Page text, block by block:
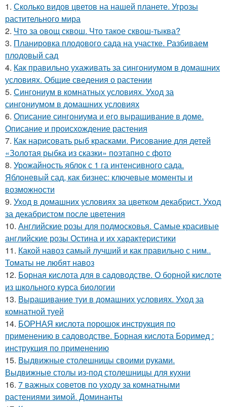
1. Сколько видов цветов на нашей планете. Угрозы
растительного мира
2. Что за овощ сквош. Что такое сквош-тыква?
3. Планировка плодового сада на участке. Разбиваем
плодовый сад
4. Как правильно ухаживать за сингониумом в домашних
условиях. Общие сведения о растении
5. Сингониум в комнатных условиях. Уход за
сингониумом в домашних условиях
6. Описание сингониума и его выращивание в доме.
Описание и происхождение растения
7. Как нарисовать рыб красками. Рисование для детей
«Золотая рыбка из сказки» поэтапно с фото
8. Урожайность яблок с 1 га интенсивного сада.
Яблоневый сад, как бизнес: ключевые моменты и
возможности
9. Уход в домашних условиях за цветком декабрист. Уход
за декабристом после цветения
10. Английские розы для подмосковья. Самые красивые
английские розы Остина и их характеристики
11. Какой навоз самый лучший и как правильно с ним..
Томаты не любят навоз
12. Борная кислота для в садоводстве. О борной кислоте
из школьного курса биологии
13. Выращивание туи в домашних условиях. Уход за
комнатной туей
14. БОРНАЯ кислота порошок инструкция по
применению в садоводстве. Борная кислота Боримед :
инструкция по применению
15. Выдвижные столешницы своими руками.
Выдвижные столы из-под столешницы для кухни
16. 7 важных советов по уходу за комнатными
растениями зимой. Доминанты